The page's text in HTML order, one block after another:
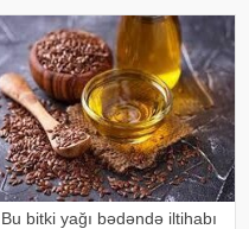
az alkoqollu içkilər çox vaxt
zərərsi
Bu bitki yağı bədəndə iltihabı